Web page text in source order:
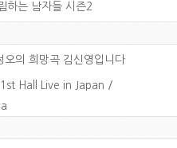
하는 남자들 시즌2
의 희망곡 김신영입니다
Hall Live in Japan /